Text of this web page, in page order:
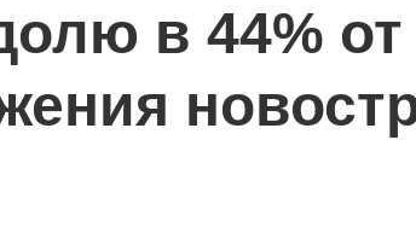
в 44%